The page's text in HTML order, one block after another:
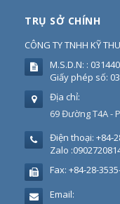
TRỤ SỞ CHÍNH
CÔNG TY TNHH KỸ
M.S.D.N: :
Giấy phép số:
Địa chỉ:
69 Đường T4A -
Điện thoại: +84-
Zalo
Fax: +84-28-
Email: